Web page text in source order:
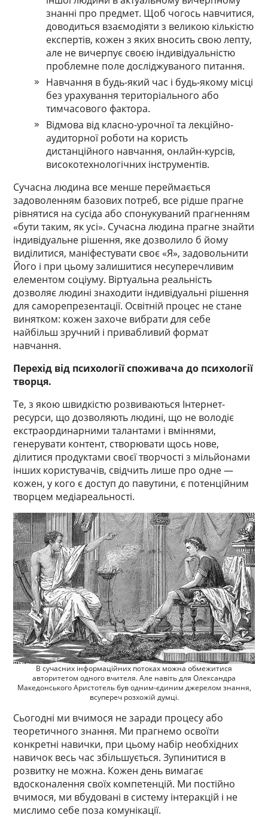
знанні про предмет. Щоб чогось навчитися,
доводиться взаємодіяти з великою кількістю
експертів, кожен з яких вносить свою лепту,
але не вичерпує своєю індивідуальністю
проблемне поле досліджуваного питання.
Навчання в будь-який час і будь-якому місці
без урахування територіального або
тимчасового фактора.
Відмова від класно-урочної та лекційно-
аудиторної роботи на користь
дистанційного навчання, онлайн-курсів,
високотехнологічних інструментів.
Сучасна людина все менше переймається
задоволенням базових потреб, все рідше прагне
рівнятися на сусіда або спонукуваний прагненням
«бути таким, як усі». Сучасна людина прагне знайти
індивідуальне рішення, яке дозволило б йому
виділитися, маніфестувати своє «Я», задовольнити
Його і при цьому залишитися несуперечливим
елементом соціуму. Віртуальна реальність
дозволяє людині знаходити індивідуальні рішення
для саморепрезентації. Освітній процес не стане
винятком: кожен захоче вибрати для себе
найбільш зручний і привабливий формат
навчання.
Перехід від психології споживача до психології
творця.
Те, з якою швидкістю розвиваються Інтернет-
ресурси, що дозволяють людині, що не володіє
екстраординарними талантами і вміннями,
генерувати контент, створювати щось нове,
ділитися продуктами своєї творчості з мільйонами
інших користувачів, свідчить лише про одне —
кожен, у кого є доступ до павутини, є потенційним
творцем медіареальності.
В сучасних інформаційних потоках можна обмежитися
авторитетом одного вчителя. Але навіть для Олександра
Македонського Аристотель був одним-єдиним джерелом знання,
всупереч розхожій думці.
Сьогодні ми вчимося не заради процесу або
теоретичного знання. Ми прагнемо освоїти
конкретні навички, при цьому набір необхідних
навичок весь час збільшується. Зупинитися в
розвитку не можна. Кожен день вимагає
вдосконалення своїх компетенцій. Ми постійно
вчимося, ми вбудовані в систему інтеракцій і не
мислимо себе поза комунікації.